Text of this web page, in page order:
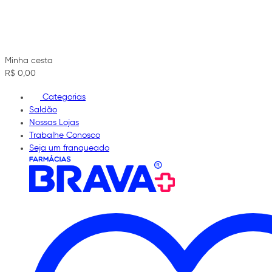
Minha cesta
R$ 0,00
Categorias
Saldão
Nossas Lojas
Trabalhe Conosco
Seja um franqueado